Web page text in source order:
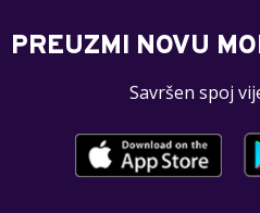
PREUZMI NOVU
Savršen spoj